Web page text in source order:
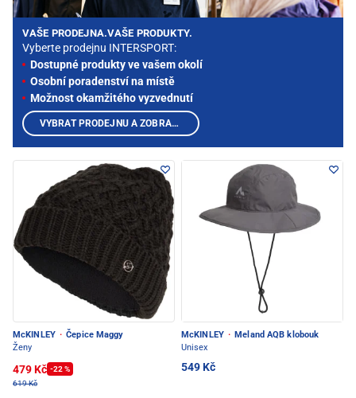
McKINLEY · Čepice Maggy
Ženy
479 Kč -22 %
619 Kč
McKINLEY · Meland AQB klobouk
Unisex
549 Kč
VAŠE PRODEJNA.VAŠE PRODUKTY.
Vyberte prodejnu INTERSPORT:
Dostupné produkty ve vašem okolí
Osobní poradenství na místě
Možnost okamžitého vyzvednutí
VYBRAT PRODEJNU A ZOBRAZIT PRODUKTY